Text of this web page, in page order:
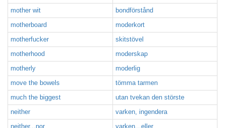
mother wit
bondförstånd
motherboard
moderkort
motherfucker
skitstövel
motherhood
moderskap
motherly
moderlig
move the bowels
tömma tarmen
much the biggest
utan tvekan den störste
neither
varken, ingendera
neither...nor
varken...eller